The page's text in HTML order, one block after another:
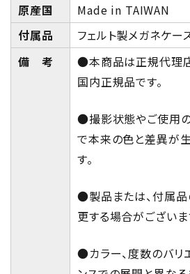
原産国
Made in TAIWAN
付属品
フェルト製メガネケー
備 考
●本商品は正規代理
国内正規品です。
●撮影状態やご使用
で本来の色と差異が
す。
●製品または、付属
更する場合がございま
●カラー、度数のバリ